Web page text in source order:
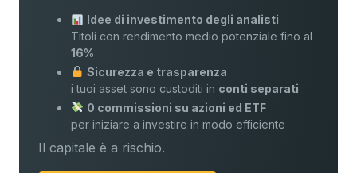
Idee di investimento degli analisti
Titoli con rendimento medio potenziale fino al
16%
Sicurezza e trasparenza
i tuoi asset sono custoditi in conti separati
0 commissioni su azioni ed ETF
per iniziare a investire in modo efficiente
Il capitale è a rischio.